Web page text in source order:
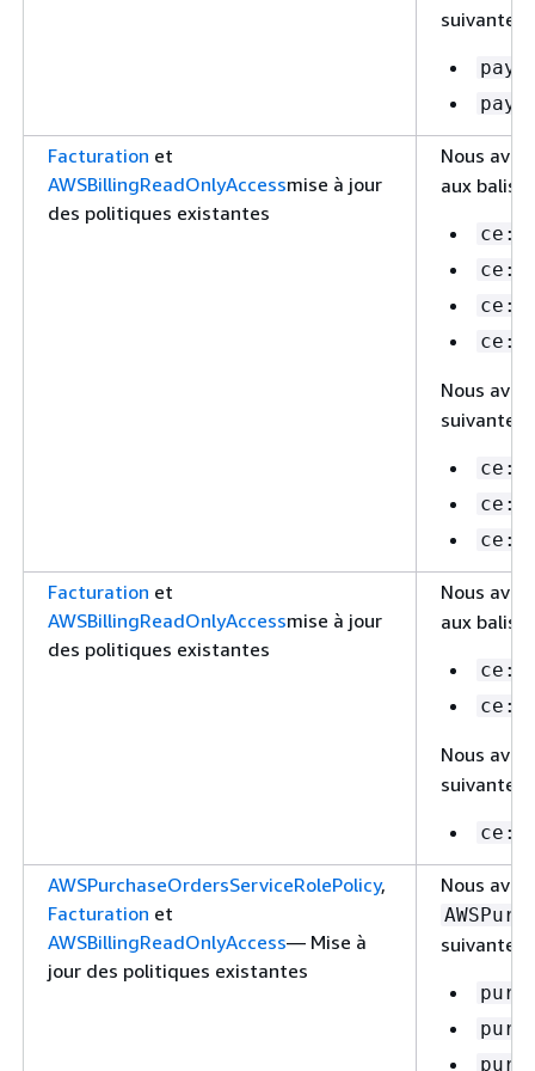
suivante
Facturation et
AWSBillingReadOnlyAccessmise à jour
des politiques existantes
Nous
aux
Nous
suivante
Facturation et
AWSBillingReadOnlyAccessmise à jour
des politiques existantes
Nous
aux
Nous
suivante
AWSPurchaseOrdersServiceRolePolicy,
Facturation et
AWSBillingReadOnlyAccess— Mise à
jour des politiques existantes
Nous
suivantes